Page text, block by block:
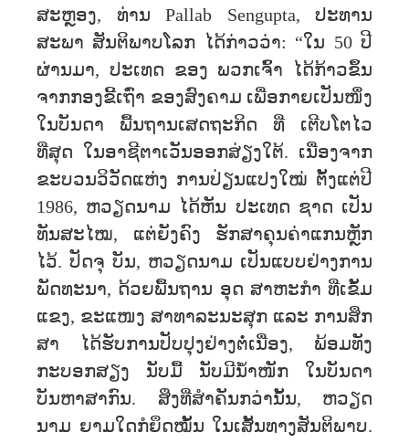
ສະຫຼອງ, ທ່ານ Pallab Sengupta, ປະທານ
ສະພາ ສັນຕິພາບໂລກ ໄດ້ກ່າວວ່າ: “ໃນ 50 ປີ
ຜ່ານມາ, ປະເທດ ຂອງ ພວກເຈົ້າ ໄດ້ກ້າວຂຶ້ນ
ຈາກກອງຂີ້ເຖົ່າ ຂອງສົງຄາມ ເພື່ອກາຍເປັນໜຶ່ງ
ໃນບັນດາ ພື້ນຖານເສດຖະກິດ ທີ່ ເຕີບໂຕໄວ
ທີ່ສຸດ ໃນອາຊີຕາເວັນອອກສ່ຽງໃຕ້. ເນື່ອງຈາກ
ຂະບວນວິວັດແຫ່ງ ການປ່ຽນແປງໃໝ່ ຕັ້ງແຕ່ປີ
1986, ຫວຽດນາມ ໄດ້ຫັນ ປະເທດ ຊາດ ເປັນ
ທັນສະໄໝ, ແຕ່ຍັງຄົງ ຮັກສາຄຸນຄ່າແກນຫຼັກ
ໄວ້. ປັດຈຸ ບັນ, ຫວຽດນາມ ເປັນແບບຢ່າງການ
ພັດທະນາ, ດ້ວຍພື້ນຖານ ອຸດ ສາຫະກໍາ ທີ່ເຂັ້ມ
ແຂງ, ຂະແໜງ ສາທາລະນະສຸກ ແລະ ການສຶກ
ສາ ໄດ້ຮັບການປັບປຸງຢ່າງຕໍ່ເນື່ອງ, ພ້ອມທັງ
ກະບອກສຽງ ນັບມື້ ນັບມີນໍ້າໜັກ ໃນບັນດາ
ບັນຫາສາກົນ. ສິ່ງທີ່ສໍາຄັນກວ່ານັ້ນ, ຫວຽດ
ນາມ ຍາມໃດກໍຍຶດໝັ້ນ ໃນເສັ້ນທາງສັນຕິພາບ.